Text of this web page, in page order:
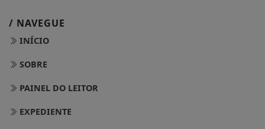
/ NAVEGUE
INÍCIO
SOBRE
PAINEL DO LEITOR
EXPEDIENTE